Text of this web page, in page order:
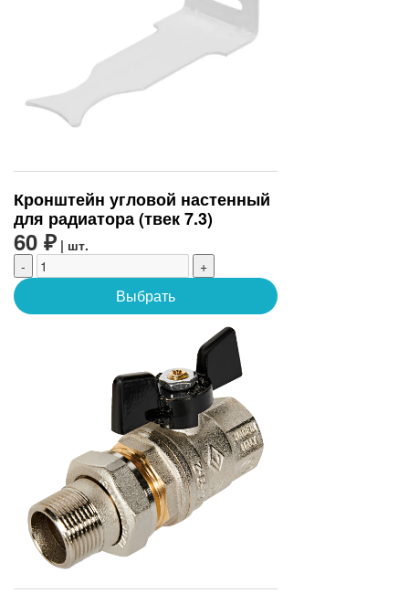
Кронштейн угловой настенный
для радиатора (твек 7.3)
60 ₽ | шт.
-
+
Выбрать